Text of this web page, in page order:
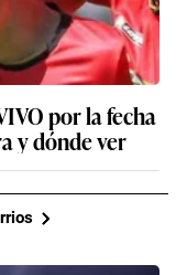
por la fecha
y dónde ver